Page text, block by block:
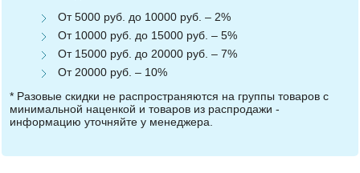
От 5000 руб. до 10000 руб. – 2%
От 10000 руб. до 15000 руб. – 5%
От 15000 руб. до 20000 руб. – 7%
От 20000 руб. – 10%
* Разовые скидки не распространяются на группы товаров с
минимальной наценкой и товаров из распродажи -
информацию уточняйте у менеджера.